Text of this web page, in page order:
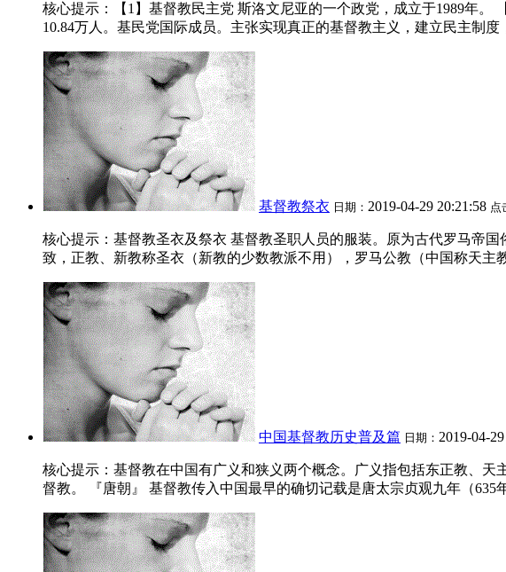
核心提示：【1】基督教民主党 斯洛文尼亚的一个政党，成立于1989年。
10.84万人。基民党国际成员。主张实现真正的基督教主义，建立民主制度
基督教祭衣 日期： 2019-04-29 20:21:58 点
核心提示：基督教圣衣及祭衣 基督教圣职人员的服装。原为古代罗马帝
致，正教、新教称圣衣（新教的少数教派不用），罗马公教（中国称天主
中国基督教历史普及篇 日期： 2019-04-
核心提示：基督教在中国有广义和狭义两个概念。广义指包括东正教、
督教。 『唐朝』 基督教传入中国最早的确切记载是唐太宗贞观九年（635